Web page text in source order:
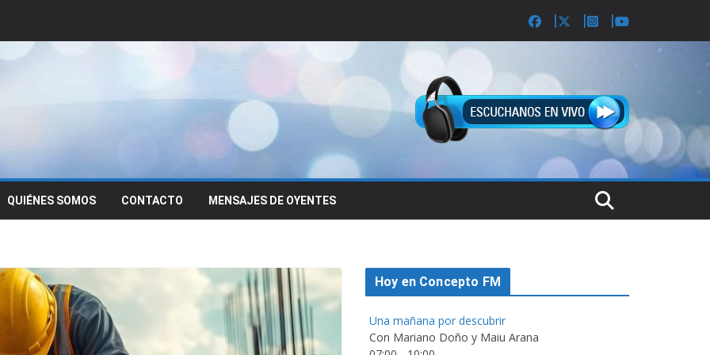
QUIÉNES SOMOS CONTACTO MENSAJES DE OYENTES
Hoy en Concepto FM
Una mañana por descubrir
Con Mariano Doño y Maiu Arana